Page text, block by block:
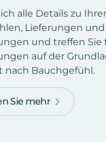
alle Details zu
Lieferungen und
und treffen Sie
auf der
nach Bauchgefühl.
Sie mehr